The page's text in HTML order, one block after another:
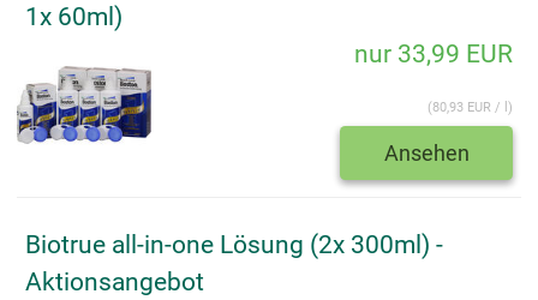
1x 60ml)
nur 33,99 EUR
(80,93 EUR / l)
Ansehen
Biotrue all-in-one Lösung (2x 300ml) -
Aktionsangebot